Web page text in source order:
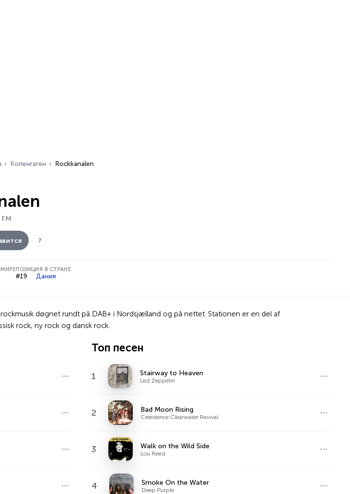
Копенгаген Rockkanalen
7
ПОЗИЦИЯ В СТРАНЕ
#19 Дания
døgnet rundt på DAB+ i Nordsjælland og på nettet. Stationen er en del af
rock, ny rock og dansk rock.
Топ песен
1 Stairway to Heaven
Led Zeppelin
2 Bad Moon Rising
Creedence Clearwater Revival
3 Walk on the Wild Side
Lou Reed
4 Smoke On the Water
Deep Purple